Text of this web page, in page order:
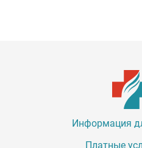
Информация
Платные